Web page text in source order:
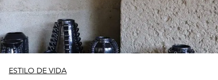
ESTILO DE VIDA